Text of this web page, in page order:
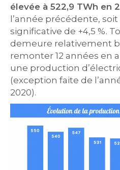
élevée à 522,9 TWh en
l’année précédente,
significative de +4,5 %.
demeure relativement
remonter 12 années en
une production
(exception faite de
2020).